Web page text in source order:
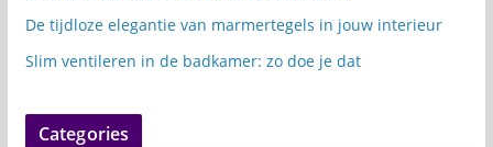
De tijdloze elegantie van marmertegels in jouw interieur
Slim ventileren in de badkamer: zo doe je dat
Categories